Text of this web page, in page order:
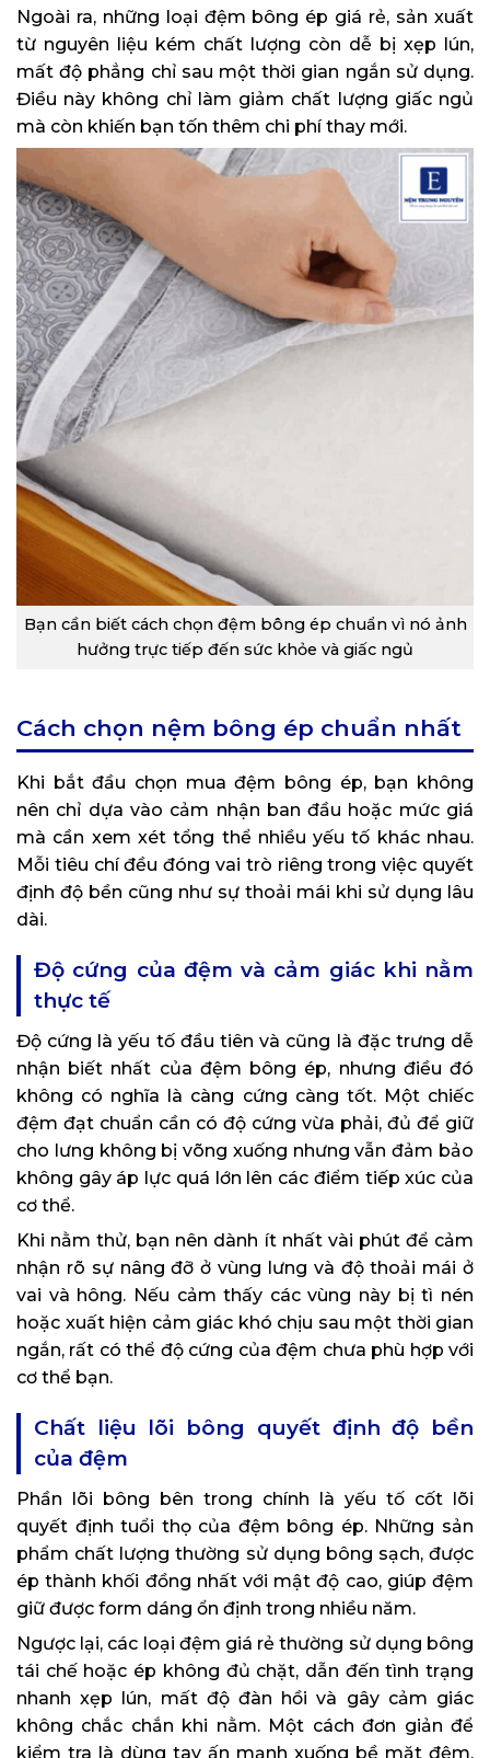
Ngoài ra, những loại đệm bông ép giá rẻ, sản xuất
từ nguyên liệu kém chất lượng còn dễ bị xẹp lún,
mất độ phẳng chỉ sau một thời gian ngắn sử dụng.
Điều này không chỉ làm giảm chất lượng giấc ngủ
mà còn khiến bạn tốn thêm chi phí thay mới.
Bạn cần biết cách chọn đệm bông ép chuẩn vì nó ảnh
hưởng trực tiếp đến sức khỏe và giấc ngủ
Cách chọn nệm bông ép chuẩn nhất
Khi bắt đầu chọn mua đệm bông ép, bạn không
nên chỉ dựa vào cảm nhận ban đầu hoặc mức giá
mà cần xem xét tổng thể nhiều yếu tố khác nhau.
Mỗi tiêu chí đều đóng vai trò riêng trong việc quyết
định độ bền cũng như sự thoải mái khi sử dụng lâu
dài.
Độ cứng của đệm và cảm giác khi nằm
thực tế
Độ cứng là yếu tố đầu tiên và cũng là đặc trưng dễ
nhận biết nhất của đệm bông ép, nhưng điều đó
không có nghĩa là càng cứng càng tốt. Một chiếc
đệm đạt chuẩn cần có độ cứng vừa phải, đủ để giữ
cho lưng không bị võng xuống nhưng vẫn đảm bảo
không gây áp lực quá lớn lên các điểm tiếp xúc của
cơ thể.
Khi nằm thử, bạn nên dành ít nhất vài phút để cảm
nhận rõ sự nâng đỡ ở vùng lưng và độ thoải mái ở
vai và hông. Nếu cảm thấy các vùng này bị tì nén
hoặc xuất hiện cảm giác khó chịu sau một thời gian
ngắn, rất có thể độ cứng của đệm chưa phù hợp với
cơ thể bạn.
Chất liệu lõi bông quyết định độ bền
của đệm
Phần lõi bông bên trong chính là yếu tố cốt lõi
quyết định tuổi thọ của đệm bông ép. Những sản
phẩm chất lượng thường sử dụng bông sạch, được
ép thành khối đồng nhất với mật độ cao, giúp đệm
giữ được form dáng ổn định trong nhiều năm.
Ngược lại, các loại đệm giá rẻ thường sử dụng bông
tái chế hoặc ép không đủ chặt, dẫn đến tình trạng
nhanh xẹp lún, mất độ đàn hồi và gây cảm giác
không chắc chắn khi nằm. Một cách đơn giản để
kiểm tra là dùng tay ấn mạnh xuống bề mặt đệm,